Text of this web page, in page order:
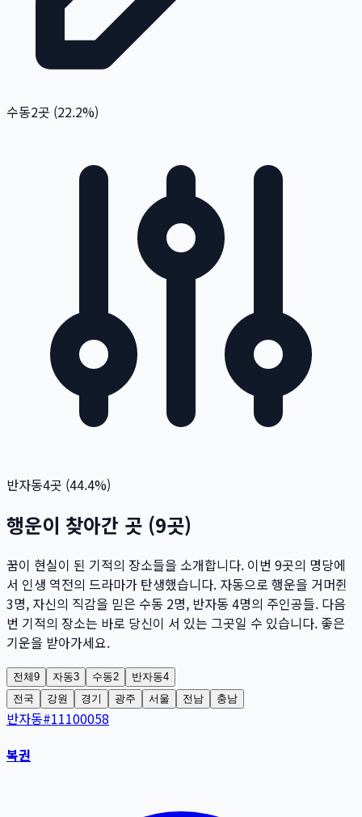
수동2곳 (22.2%)
반자동4곳 (44.4%)
행운이 찾아간 곳 (9곳)
꿈이 현실이 된 기적의 장소들을 소개합니다. 이번 9곳의 명당에
서 인생 역전의 드라마가 탄생했습니다. 자동으로 행운을 거머쥔
3명, 자신의 직감을 믿은 수동 2명, 반자동 4명의 주인공들. 다음
번 기적의 장소는 바로 당신이 서 있는 그곳일 수 있습니다. 좋은
기운을 받아가세요.
전체9 자동3 수동2 반자동4
전국
강원 경기 광주 서울 전남 충남
반자동#11100058
복권